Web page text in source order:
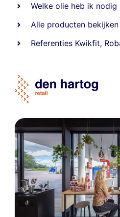
Welke olie heb ik nodig
Alle producten bekijken
Referenties Kwikfit,